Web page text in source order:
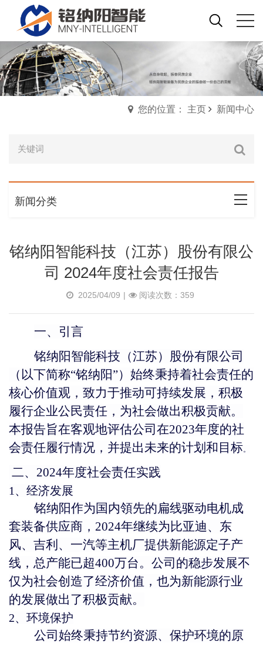
您的位置： 主页 新闻中心
新闻分类
铭纳阳智能科技（江苏）股份有限公
司 2024年度社会责任报告
2025/04/09 | 阅读次数：359
一、引言
铭纳阳智能科技 （江苏） 股份有限公司
（以下简称“铭纳阳”）始终秉持着社会责任的
核心价值观，致力于推动可持续发展，积极
履行企业公民责任，为社会做出积极贡献。
本报告旨在客观地评估公司在2023年度的社
会责任履行情况，并提出未来的计划和目标。
二、 2024年度社会责任实践
1、经济发展
铭纳阳作为国内領先的扁线驱动电机成
套装备供应商， 2024年继续为比亚迪、东
风、吉利、一汽等主机厂提供新能源定子产
线，总产能已超400万台。公司的稳步发展不
仅为社会创造了经济价值，也为新能源行业
的发展做出了积极贡献。
2、环境保护
公司始终秉持节约资源、保护环境的原